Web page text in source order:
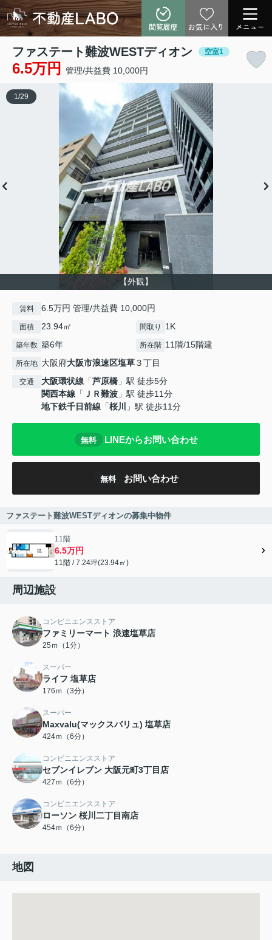
閲覧履歴 お気に入り メニュー
ファステート難波WESTディオン 空室1
6.5万円 管理/共益費 10,000円
【外観】
1 /29
賃料 6.5万円 管理/共益費 10,000円
面積 23.94㎡ 間取り 1K
築年数 築6年 所在階 11階/15階建
所在地 大阪府大阪市浪速区塩草３丁目
交通 大阪環状線 「芦原橋 」駅 徒歩5分
関西本線 「 ＪＲ難波 」駅 徒歩11分
地下鉄千日前線 「桜川 」駅 徒歩11分
無料 LINEからお問い合わせ
無料 お問い合わせ
ファステート難波WESTディオンの募集中物件
11階
6.5万円
11階 / 7.24坪(23.94㎡)
周辺施設
コンビニエンスストア
ファミリーマート 浪速塩草店
25ｍ（1分）
スーパー
ライフ 塩草店
176ｍ（3分）
スーパー
Maxvalu(マックスバリュ) 塩草店
424ｍ（6分）
コンビニエンスストア
セブンイレブン 大阪元町3丁目店
427ｍ（6分）
コンビニエンスストア
ローソン 桜川二丁目南店
454ｍ（6分）
地図